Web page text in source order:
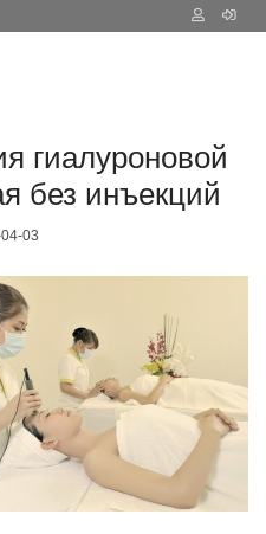
гиалуроновой
без инъекций
03